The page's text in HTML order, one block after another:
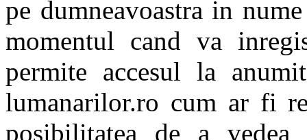
pe dumneavoastra in
momentul cand va
permite accesul la
lumanarilor.ro cum ar fi
posibilitatea de a vedea